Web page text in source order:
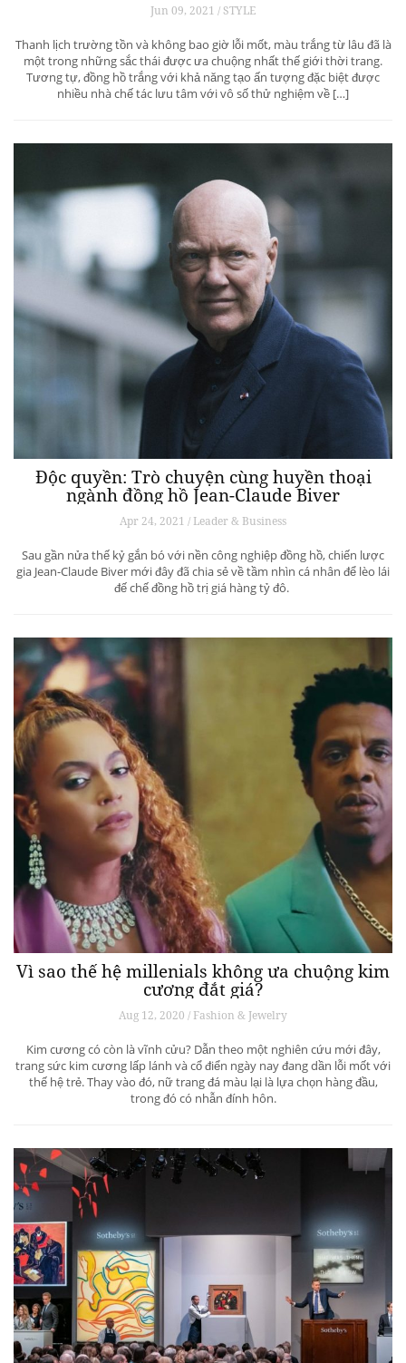
Jun 09, 2021 / STYLE
Thanh lịch trường tồn và không bao giờ lỗi mốt, màu trắng từ lâu đã là
một trong những sắc thái được ưa chuộng nhất thế giới thời trang.
Tương tự, đồng hồ trắng với khả năng tạo ấn tượng đặc biệt được
nhiều nhà chế tác lưu tâm với vô số thử nghiệm về […]
Độc quyền: Trò chuyện cùng huyền thoại
ngành đồng hồ Jean-Claude Biver
Apr 24, 2021 / Leader & Business
Sau gần nửa thế kỷ gắn bó với nền công nghiệp đồng hồ, chiến lược
gia Jean-Claude Biver mới đây đã chia sẻ về tầm nhìn cá nhân để lèo lái
đế chế đồng hồ trị giá hàng tỷ đô.
Vì sao thế hệ millenials không ưa chuộng kim
cương đắt giá?
Aug 12, 2020 / Fashion & Jewelry
Kim cương có còn là vĩnh cửu? Dẫn theo một nghiên cứu mới đây,
trang sức kim cương lấp lánh và cổ điển ngày nay đang dần lỗi mốt với
thế hệ trẻ. Thay vào đó, nữ trang đá màu lại là lựa chọn hàng đầu,
trong đó có nhẫn đính hôn.